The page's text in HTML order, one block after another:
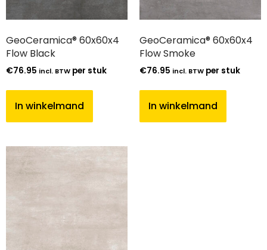
GeoCeramica® 60x60x4
Flow Black
€76.95 incl. BTW per stuk
In winkelmand
GeoCeramica® 60x60x4
Flow Smoke
€76.95 incl. BTW per stuk
In winkelmand